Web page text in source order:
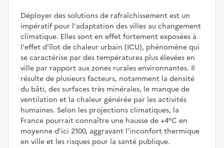
Déployer des solutions de rafraîchissement est un
impératif pour l'adaptation des villes au changement
climatique. Elles sont en effet fortement exposées à
l'effet d'îlot de chaleur urbain (ICU), phénomène qui
se caractérise par des températures plus élevées en
ville par rapport aux zones rurales environnantes. Il
résulte de plusieurs facteurs, notamment la densité
du bâti, des surfaces très minérales, le manque de
ventilation et la chaleur générée par les activités
humaines. Selon les projections climatiques, la
France pourrait connaître une hausse de +4°C en
moyenne d'ici 2100, aggravant l'inconfort thermique
en ville et les risques pour la santé publique.